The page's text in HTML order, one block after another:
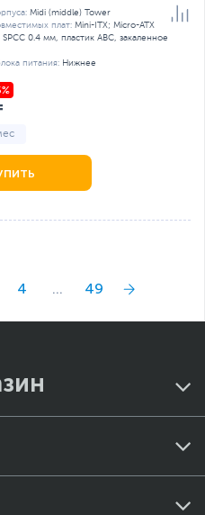
Midi (middle) Tower
плат: Mini-ITX; Micro-ATX
SPCC 0.4 мм, пластик ABC, закаленное
питания: Нижнее
4 ... 49